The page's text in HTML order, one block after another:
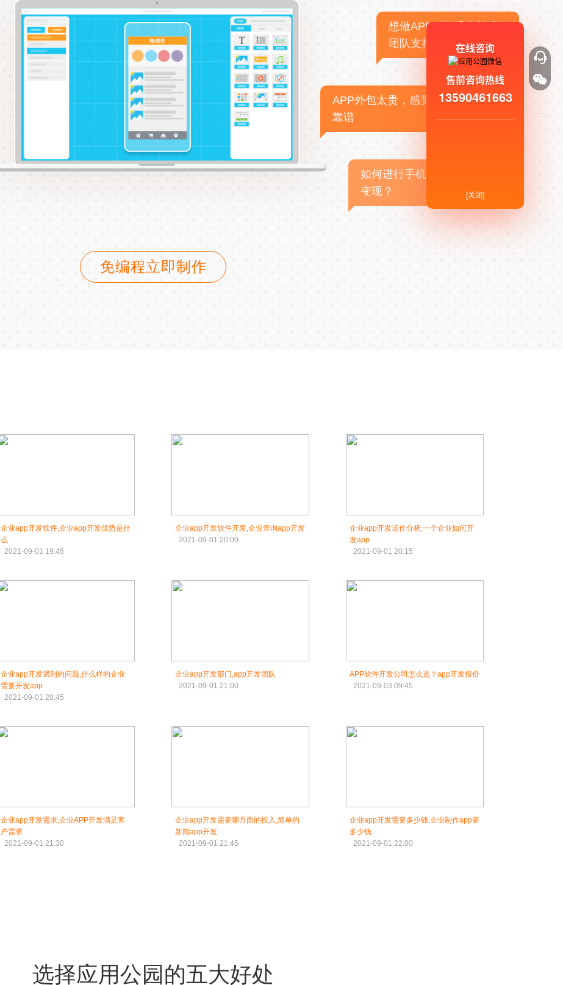
想做APP，但没有技术
团队支持
APP外包太贵，感觉不
靠谱
如何进行手机APP商业
变现？
免编程立即制作
企业app开发软件,企业app开发优势是什
么
2021-09-01 19:45
企业app开发软件开发,企业查询app开发
2021-09-01 20:00
企业app开发运作分析,一个企业如何开
发app
2021-09-01 20:15
企业app开发遇到的问题,什么样的企业
需要开发app
2021-09-01 20:45
企业app开发部门,app开发团队
2021-09-01 21:00
APP软件开发公司怎么选？app开发报价
2021-09-03 09:45
企业app开发需求,企业APP开发满足客
户需求
2021-09-01 21:30
企业app开发需要哪方面的投入,简单的
新闻app开发
2021-09-01 21:45
企业app开发需要多少钱,企业制作app要
多少钱
2021-09-01 22:00
选择应用公园的五大好处
在线咨询
售前咨询热线
13590461663
[关闭]